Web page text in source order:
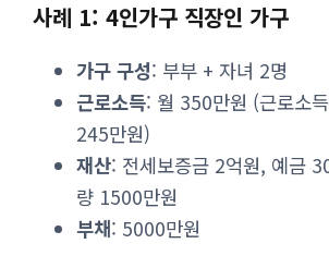
사례 1: 4인가구 직장인 가구
가구 구성: 부부 + 자녀 2명
근로소득: 월 350만원 (근로소
245만원)
재산: 전세보증금 2억원, 예금
량 1500만원
부채: 5000만원